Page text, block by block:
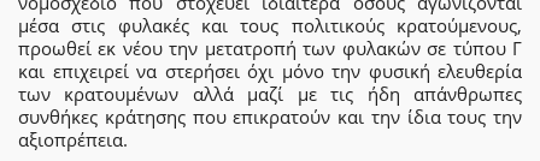
μέσα στις φυλακές και τους πολιτικούς κρατούμενους,
προωθεί εκ νέου την μετατροπή των φυλακών σε τύπου Γ
και επιχειρεί να στερήσει όχι μόνο την φυσική ελευθερία
των κρατουμένων αλλά μαζί με τις ήδη απάνθρωπες
συνθήκες κράτησης που επικρατούν και την ίδια τους την
αξιοπρέπεια.